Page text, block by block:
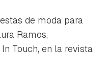
de moda para
Ramos,
Touch, en la revista